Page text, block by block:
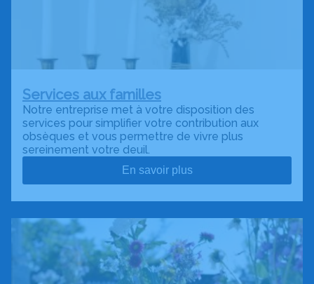
Services aux familles
Notre entreprise met à votre disposition des
services pour simplifier votre contribution aux
obsèques et vous permettre de vivre plus
sereinement votre deuil.
En savoir plus